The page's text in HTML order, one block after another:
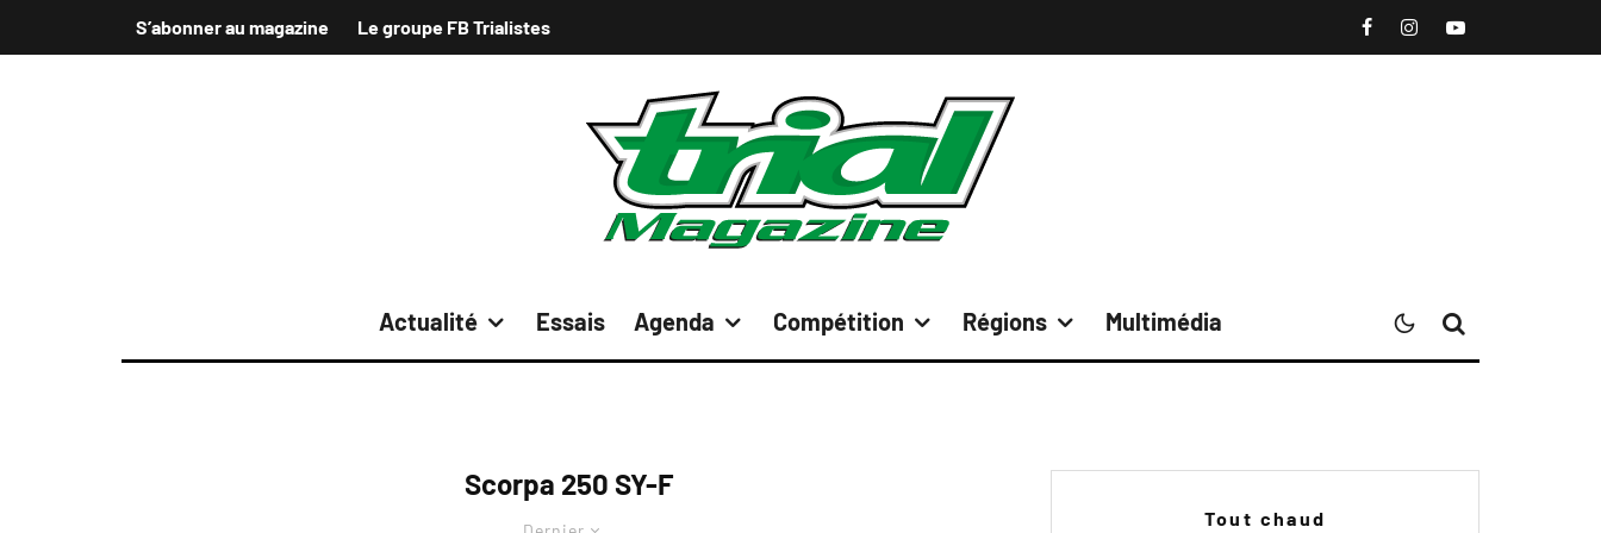
S’abonner au magazine Le groupe FB Trialistes
Actualité Essais Agenda Compétition Régions Multimédia
Scorpa 250 SY-F
Tout chaud